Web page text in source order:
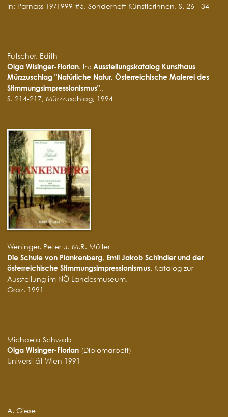
In: Parnass 19/1999 #5, Sonderheft Künstlerinnen. S. 26 - 34
Futscher, Edith
Olga Wisinger-Florian. In: Ausstellungskatalog Kunsthaus
Mürzzuschlag "Natürliche Natur. Österreichische Malerei des
Stimmungsimpressionismus".,
S. 214-217, Mürzzuschlag, 1994
Weninger, Peter u. M.R. Müller
Die Schule von Plankenberg, Emil Jakob Schindler und der
österreichische Stimmungsimpressionismus. Katalog zur
Ausstellung im NÖ Landesmuseum.
Graz, 1991
Michaela Schwab
Olga Wisinger-Florian (Diplomarbeit)
Universität Wien 1991
A. Giese